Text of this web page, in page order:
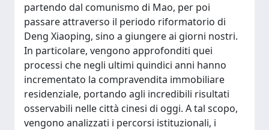
partendo dal comunismo di Mao, per poi
passare attraverso il periodo riformatorio di
Deng Xiaoping, sino a giungere ai giorni nostri.
In particolare, vengono approfonditi quei
processi che negli ultimi quindici anni hanno
incrementato la compravendita immobiliare
residenziale, portando agli incredibili risultati
osservabili nelle città cinesi di oggi. A tal scopo,
vengono analizzati i percorsi istituzionali, i